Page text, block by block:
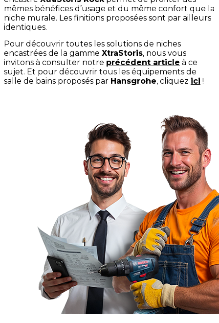
mêmes bénéfices d’usage et du même confort que la
niche murale. Les finitions proposées sont par ailleurs
identiques.
Pour découvrir toutes les solutions de niches
encastrées de la gamme XtraStoris, nous vous
invitons à consulter notre précédent article à ce
sujet. Et pour découvrir tous les équipements de
salle de bains proposés par Hansgrohe, cliquez ici !